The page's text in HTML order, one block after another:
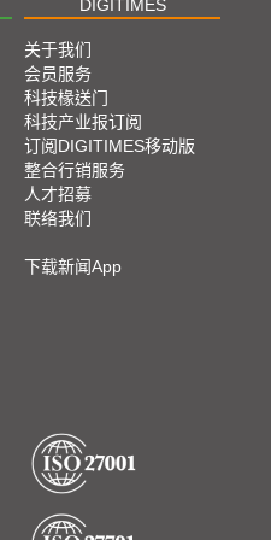
DIGITIMES
关于我们
会员服务
科技椽送门
科技产业报订阅
订阅DIGITIMES移动版
整合行销服务
人才招募
联络我们
下载新闻App